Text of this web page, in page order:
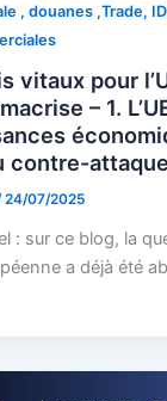
, douanes ,Trade,
vitaux pour
– 1.
contre-
24/07/2025
: sur ce blog, la
a déjà été